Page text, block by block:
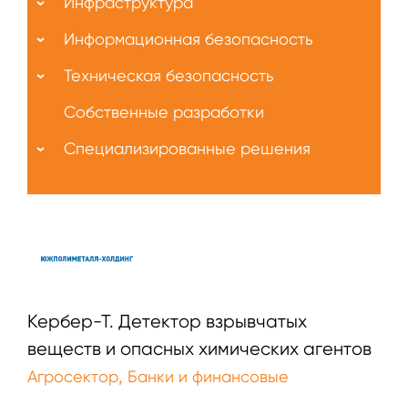
Кербер-Т. Детектор взрывчатых
веществ и опасных химических агентов
Агросектор, Банки и финансовые
Информационная безопасность
Техническая безопасность
Собственные разработки
Специализированные решения